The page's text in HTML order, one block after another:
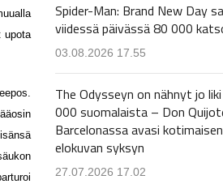
upota
Spider-Man: Brand New Day
viidessä päivässä 80 000
03.08.2026 17.55
The Odysseyn on nähnyt jo
000 suomalaista – Don
Barcelonassa avasi kotimaisen
elokuvan syksyn
27.07.2026 17.02